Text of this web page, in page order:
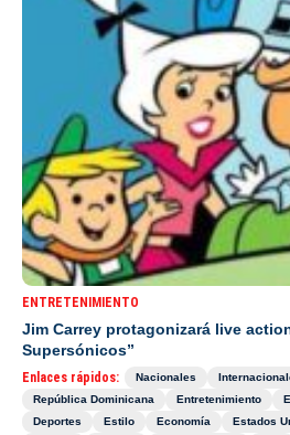
ENTRETENIMIENTO
Jim Carrey protagonizará live
Supersónicos”
Enlaces rápidos: Nacionales
República Dominicana
Entretenimiento
Deportes
Estilo Economía Estados